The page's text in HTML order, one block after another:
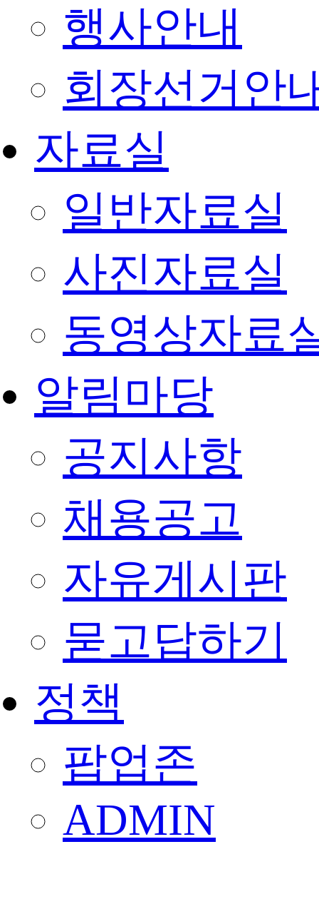
행사안내
회장선거안
자료실
일반자료실
사진자료실
동영상자료
알림마당
공지사항
채용공고
자유게시판
묻고답하기
정책
팝업존
ADMIN